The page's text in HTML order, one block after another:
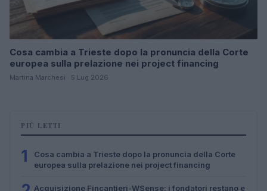
Cosa cambia a Trieste dopo la pronuncia della Corte
europea sulla prelazione nei project financing
Martina Marchesi · 5 Lug 2026
PIÙ LETTI
1
Cosa cambia a Trieste dopo la pronuncia della Corte
europea sulla prelazione nei project financing
Acquisizione Fincantieri-WSense: i fondatori restano e